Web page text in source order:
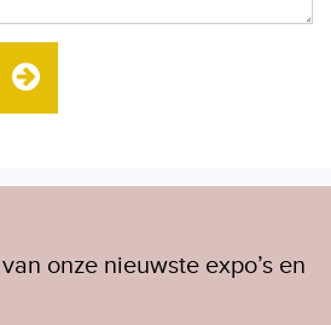
onze nieuwste expo’s en